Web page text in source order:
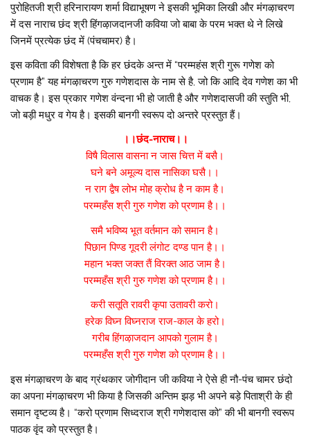
पुरोहितजी श्री हरिनारायण शर्मा विद्याभूषण ने इसकी भूमिका लिखी और मंगऴाचरण
में दस नाराच छंद श्री हिंगऴाजदानजी कविया जो बाबा के परम भक्त थे ने लिखे
जिनमें प्रत्येक छंद में (पंचचामर) है।
इस कविता की विशेषता है कि हर छंदके अन्त में “परम्महंस श्री गुरू गणेश को
प्रणाम है” यह मंगऴाचरण गुरु गणेशदास के नाम से है, जो कि आदि देव गणेश का भी
वाचक है। इस प्रकार गणेश वंन्दना भी हो जाती है और गणेशदासजी की स्तुति भी,
जो बड़ी मधुर व गेय है। इसकी बानगी स्वरूप दो अन्तरे प्रस्तुत हैं।
।।छंद-नाराच।।
विषै विलास वासना न जास चित्त में बसै।
घने बने अमूल्य दास नासिका घसै।।
न राग द्वैष लोभ मोह क्रोध है न काम है।
परम्महँस श्री गुरु गणेश को प्रणाम है।।
समै भविष्य भूत वर्तमान को समान है।
पिछान पिण्ड गूदरी लंगोट दण्ड पान है।।
महान भक्त जक्त तैं विरक्त आठ जाम है।
परम्महँस श्री गुरु गणेश को प्रणाम है।।
करी सतूति रावरी कृपा उतावरी करो।
हरेक विघ्न विघ्नराज राज-काल के हरो।
गरीब हिंगऴाजदान आपको गुलाम है।
परम्महँस श्री गुरु गणेश को प्रणाम है।।
इस मंगऴाचरण के बाद ग्रंथकार जोगीदान जी कविया ने ऐसे ही नौ-पंच चामर छंदो
का अपना मंगऴाचरण भी किया है जिसकी अन्तिम झड़ भी अपने बड़े पिताश्री के ही
समान दृष्टव्य है। “करो प्रणाम सिध्दराज श्री गणेशदास को” की भी बानगी स्वरूप
पाठक वृंद को प्रस्तुत है।